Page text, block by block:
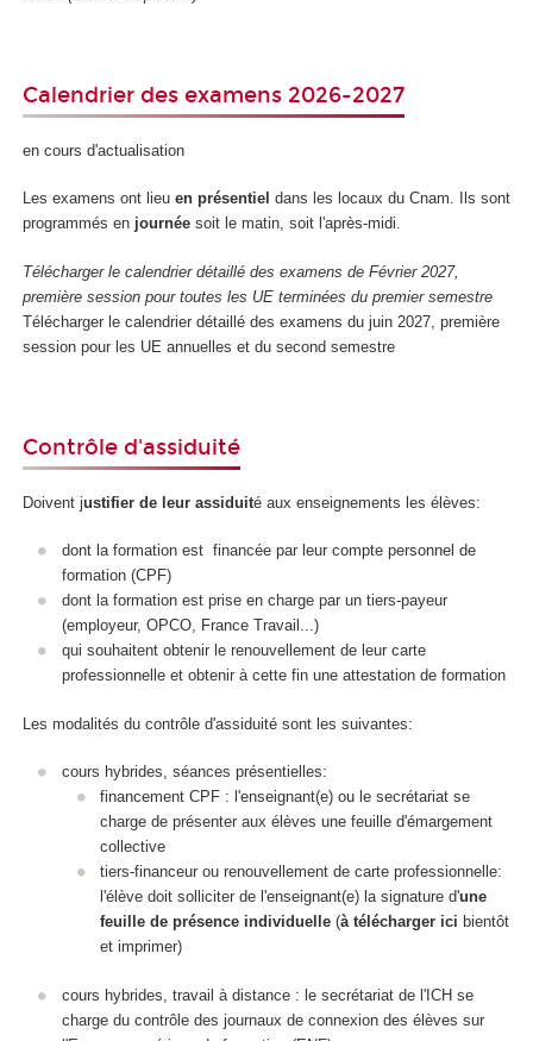
Calendrier des examens 2026-2027
en cours d'actualisation
Les examens ont lieu en présentiel dans les locaux du Cnam. Ils sont
programmés en journée soit le matin, soit l'après-midi.
Télécharger le calendrier détaillé des examens de Février 2027,
première session pour toutes les UE terminées du premier semestre
Télécharger le calendrier détaillé des examens du juin 2027, première
session pour les UE annuelles et du second semestre
Contrôle d'assiduité
Doivent justifier de leur assiduité aux enseignements les élèves:
dont la formation est financée par leur compte personnel de
formation (CPF)
dont la formation est prise en charge par un tiers-payeur
(employeur, OPCO, France Travail...)
qui souhaitent obtenir le renouvellement de leur carte
professionnelle et obtenir à cette fin une attestation de formation
Les modalités du contrôle d'assiduité sont les suivantes:
cours hybrides, séances présentielles:
financement CPF : l'enseignant(e) ou le secrétariat se
charge de présenter aux élèves une feuille d'émargement
collective
tiers-financeur ou renouvellement de carte professionnelle:
l'élève doit solliciter de l'enseignant(e) la signature d'une
feuille de présence individuelle (à télécharger ici bientôt
et imprimer)
cours hybrides, travail à distance : le secrétariat de l'ICH se
charge du contrôle des journaux de connexion des élèves sur